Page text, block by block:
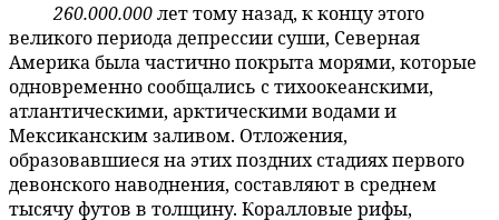
260.000.000лет тому назад, к концу этого
великого периода депрессии суши, Северная
Америка была частично покрыта морями, которые
одновременно сообщались с тихоокеанскими,
атлантическими, арктическими водами и
Мексиканским заливом. Отложения,
образовавшиеся на этих поздних стадиях первого
девонского наводнения, составляют в среднем
тысячу футов в толщину. Коралловые рифы,